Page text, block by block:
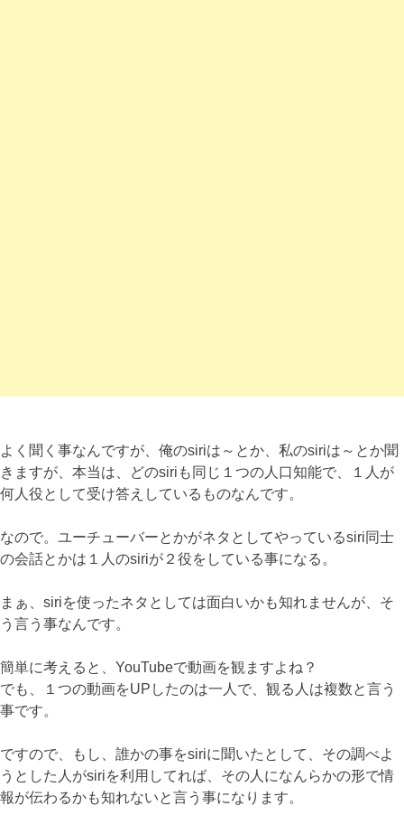
よく聞く事なんですが、俺のsiriは～とか、私のsiriは～とか聞
きますが、本当は、どのsiriも同じ１つの人口知能で、１人が
何人役として受け答えしているものなんです。
なので。ユーチューバーとかがネタとしてやっているsiri同士
の会話とかは１人のsiriが２役をしている事になる。
まぁ、siriを使ったネタとしては面白いかも知れませんが、そ
う言う事なんです。
簡単に考えると、YouTubeで動画を観ますよね？
でも、１つの動画をUPしたのは一人で、観る人は複数と言う
事です。
ですので、もし、誰かの事をsiriに聞いたとして、その調べよ
うとした人がsiriを利用してれば、その人になんらかの形で情
報が伝わるかも知れないと言う事になります。